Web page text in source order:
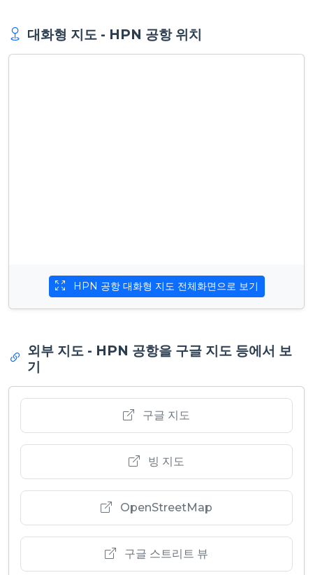
대화형 지도 - HPN 공항 위치
HPN 공항 대화형 지도 전체화면으로 보기
외부 지도 - HPN 공항을 구글 지도 등에서 보
기
구글 지도
빙 지도
OpenStreetMap
구글 스트리트 뷰